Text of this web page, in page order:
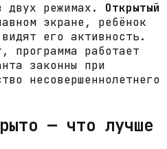
двух режимах. Открытый
экране, ребёнок
его активность.
программа работает
законны при
несовершеннолетнего
— что лучше